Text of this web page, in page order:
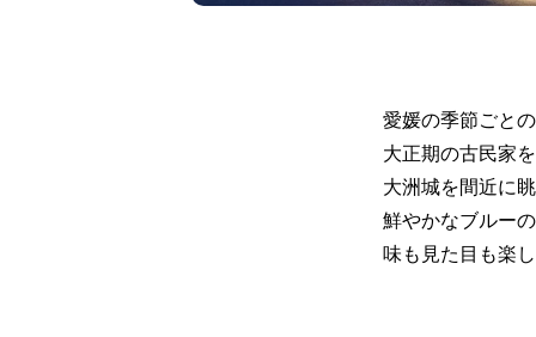
愛媛の季節ごと
大正期の古民家
大洲城を間近に
鮮やかなブルー
味も見た目も楽